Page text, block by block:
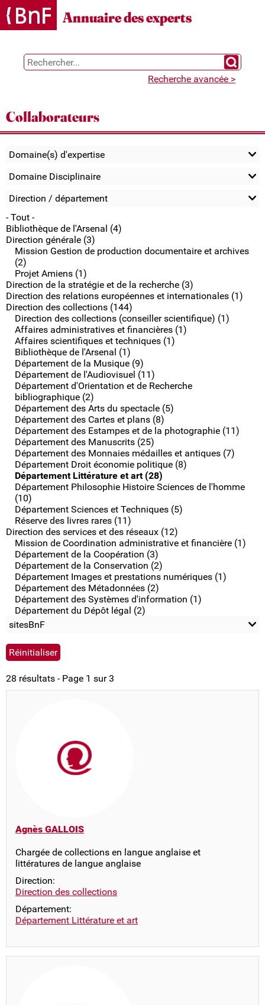
Gestion des cookies
Annuaire des experts
Chercher
Recherche avancée >
Collaborateurs
Domaine(s) d'expertise
Domaine Disciplinaire
Direction / département
- Tout -
Bibliothèque de l'Arsenal (4)
Direction générale (3)
Mission Gestion de production documentaire et archives
(2)
Projet Amiens (1)
Direction de la stratégie et de la recherche (3)
Direction des relations européennes et internationales (1)
Direction des collections (144)
Direction des collections (conseiller scientifique) (1)
Affaires administratives et financières (1)
Affaires scientifiques et techniques (1)
Bibliothèque de l'Arsenal (1)
Département de la Musique (9)
Département de l'Audiovisuel (11)
Département d'Orientation et de Recherche
bibliographique (2)
Département des Arts du spectacle (5)
Département des Cartes et plans (8)
Département des Estampes et de la photographie (11)
Département des Manuscrits (25)
Département des Monnaies médailles et antiques (7)
Département Droit économie politique (8)
Département Littérature et art (28)
Département Philosophie Histoire Sciences de l'homme
(10)
Département Sciences et Techniques (5)
Réserve des livres rares (11)
Direction des services et des réseaux (12)
Mission de Coordination administrative et financière (1)
Département de la Coopération (3)
Département de la Conservation (2)
Département Images et prestations numériques (1)
Département des Métadonnées (2)
Département des Systèmes d'information (1)
Département du Dépôt légal (2)
sitesBnF
28 résultats - Page 1 sur 3
Agnès GALLOIS
Chargée de collections en langue anglaise et
littératures de langue anglaise
Direction:
Direction des collections
Département:
Département Littérature et art